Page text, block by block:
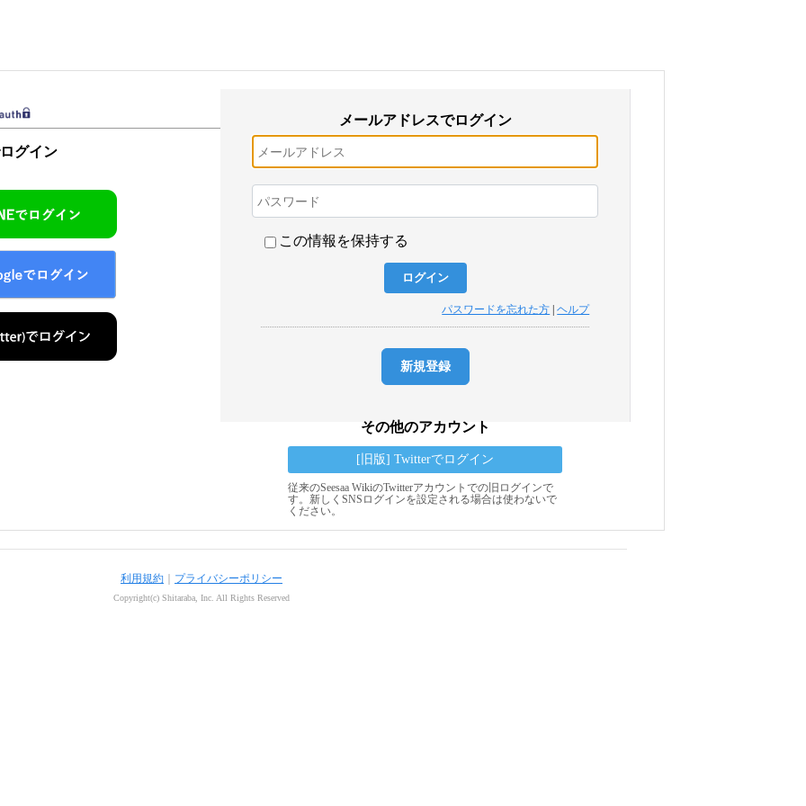
グイン
メールアドレスでログイン
この情報を保持する
パスワードを忘れた方 |ヘルプ
新規登録
その他のアカウント
[旧版] Twitterでログイン
従来のSeesaa WikiのTwitterアカウントでの旧ログインで
す。新しくSNSログインを設定される場合は使わないで
ください。
利用規約 プライバシーポリシー
Copyright(c) Shitaraba, Inc. All Rights Reserved